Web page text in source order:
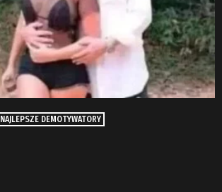
NAJLEPSZE DEMOTYWATORY